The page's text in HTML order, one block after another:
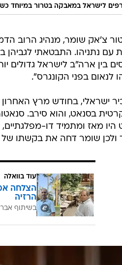
לישראל במאבקה בטרור במיוחד
צ'אק שומר, מנהיג הרוב
עם נתניהו. התבטאתי לגביהן
בין ארה"ב לישראל
לנאום בפני הקונגרס".
ישראלי, בחודש מרץ
בסנאט, והוא סירב.
היו מאז ומתמיד דו-
ולכן שומר דחה את בקשתו של
עוד בוואלה
הרזיה
בשיתוף